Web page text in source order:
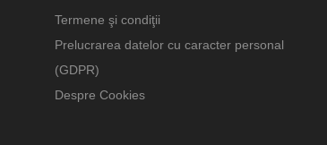
Termene şi condiţii
Prelucrarea datelor cu caracter personal
(GDPR)
Despre Cookies